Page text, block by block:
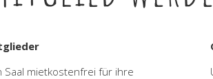
Saal mietkostenfrei für ihre